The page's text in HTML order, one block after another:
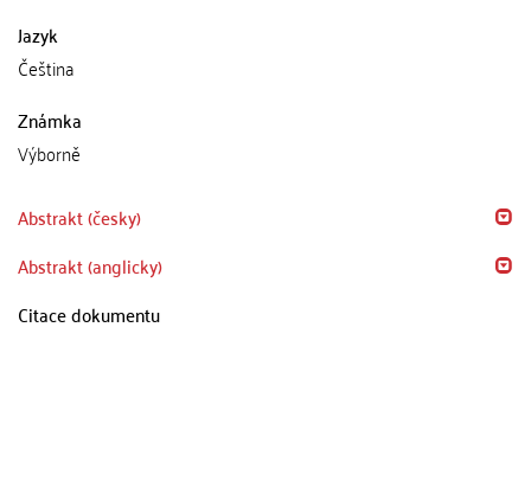
Jazyk
Čeština
Známka
Výborně
Abstrakt (česky)
Abstrakt (anglicky)
Citace dokumentu